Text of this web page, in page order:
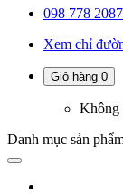
098 778 2087
Xem chỉ
Giỏ hàng 0
Không
Danh mục sản